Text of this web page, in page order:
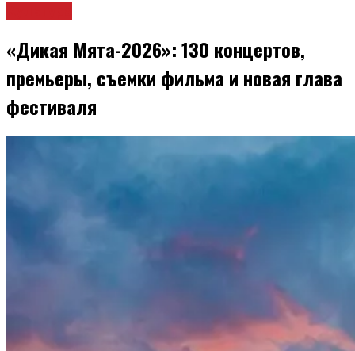
«Дикая Мята-2026»: 130 концертов,
премьеры, съемки фильма и новая глава
фестиваля